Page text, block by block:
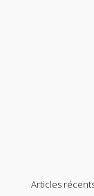
Articles